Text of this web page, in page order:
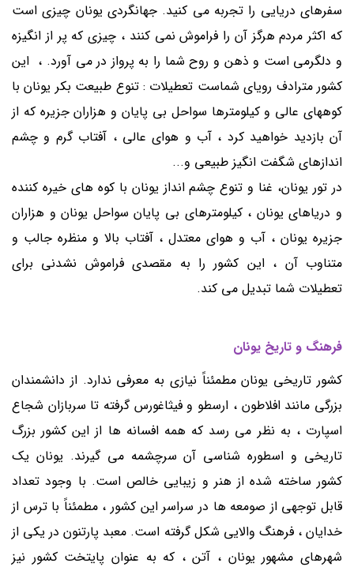
سفرهای دریایی را تجربه می کنید. جهانگردی یونان چیزی است
که اکثر مردم هرگز آن را فراموش نمی کنند ، چیزی که پر از انگیزه
و دلگرمی است و ذهن و روح شما را به پرواز در می آورد. ، این
کشور مترادف رویای شماست تعطیلات : تنوع طبیعت بکر یونان با
کوههای عالی و کیلومترها سواحل بی پایان و هزاران جزیره که از
آن بازدید خواهید کرد ، آب و هوای عالی ، آفتاب گرم و چشم
اندازهای شگفت انگیز طبیعی و...
در تور یونان، غنا و تنوع چشم انداز یونان با کوه های خیره کننده
و دریاهای یونان ، کیلومترهای بی پایان سواحل یونان و هزاران
جزیره یونان ، آب و هوای معتدل ، آفتاب بالا و منظره جالب و
متناوب آن ، این کشور را به مقصدی فراموش نشدنی برای
تعطیلات شما تبدیل می کند.
فرهنگ و تاریخ یونان
کشور تاریخی یونان مطمئناً نیازی به معرفی ندارد. از دانشمندان
بزرگی مانند افلاطون ، ارسطو و فیثاغورس گرفته تا سربازان شجاع
اسپارت ، به نظر می رسد که همه افسانه ها از این کشور بزرگ
تاریخی و اسطوره شناسی آن سرچشمه می گیرند. یونان یک
کشور ساخته شده از هنر و زیبایی خالص است. با وجود تعداد
قابل توجهی از صومعه ها در سراسر این کشور ، مطمئناً با ترس از
خدایان ، فرهنگ والایی شکل گرفته است. معبد پارتنون در یکی از
شهرهای مشهور یونان ، آتن ، که به عنوان پایتخت کشور نیز